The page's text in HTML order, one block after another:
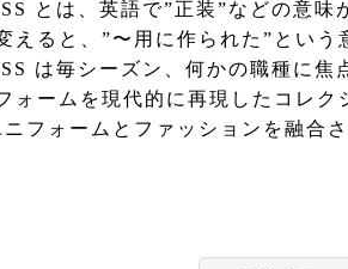
とは、英語で”正装”などの意味
えると、”〜用に作られた”という
は毎シーズン、何かの職種に焦
ォームを現代的に再現したコレク
フォームとファッションを融合